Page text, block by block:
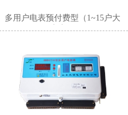
多用户电表预付费型（1~15户大
表壳）